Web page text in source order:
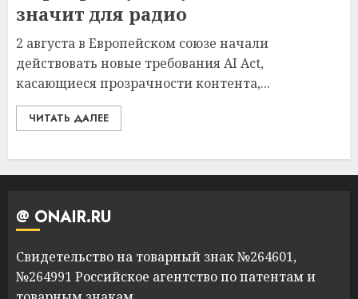
значит для радио
2 августа в Европейском союзе начали
действовать новые требования AI Act,
касающиеся прозрачности контента,...
ЧИТАТЬ ДАЛЕЕ
@ ONAIR.RU
Свидетельство на товарный знак №264601,
№264991 Российское агентство по патентам и